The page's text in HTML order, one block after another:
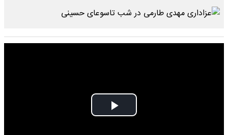
Play